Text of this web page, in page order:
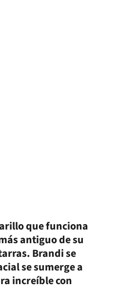
que funciona
antiguo de su
Brandi se
se sumerge a
increíble con